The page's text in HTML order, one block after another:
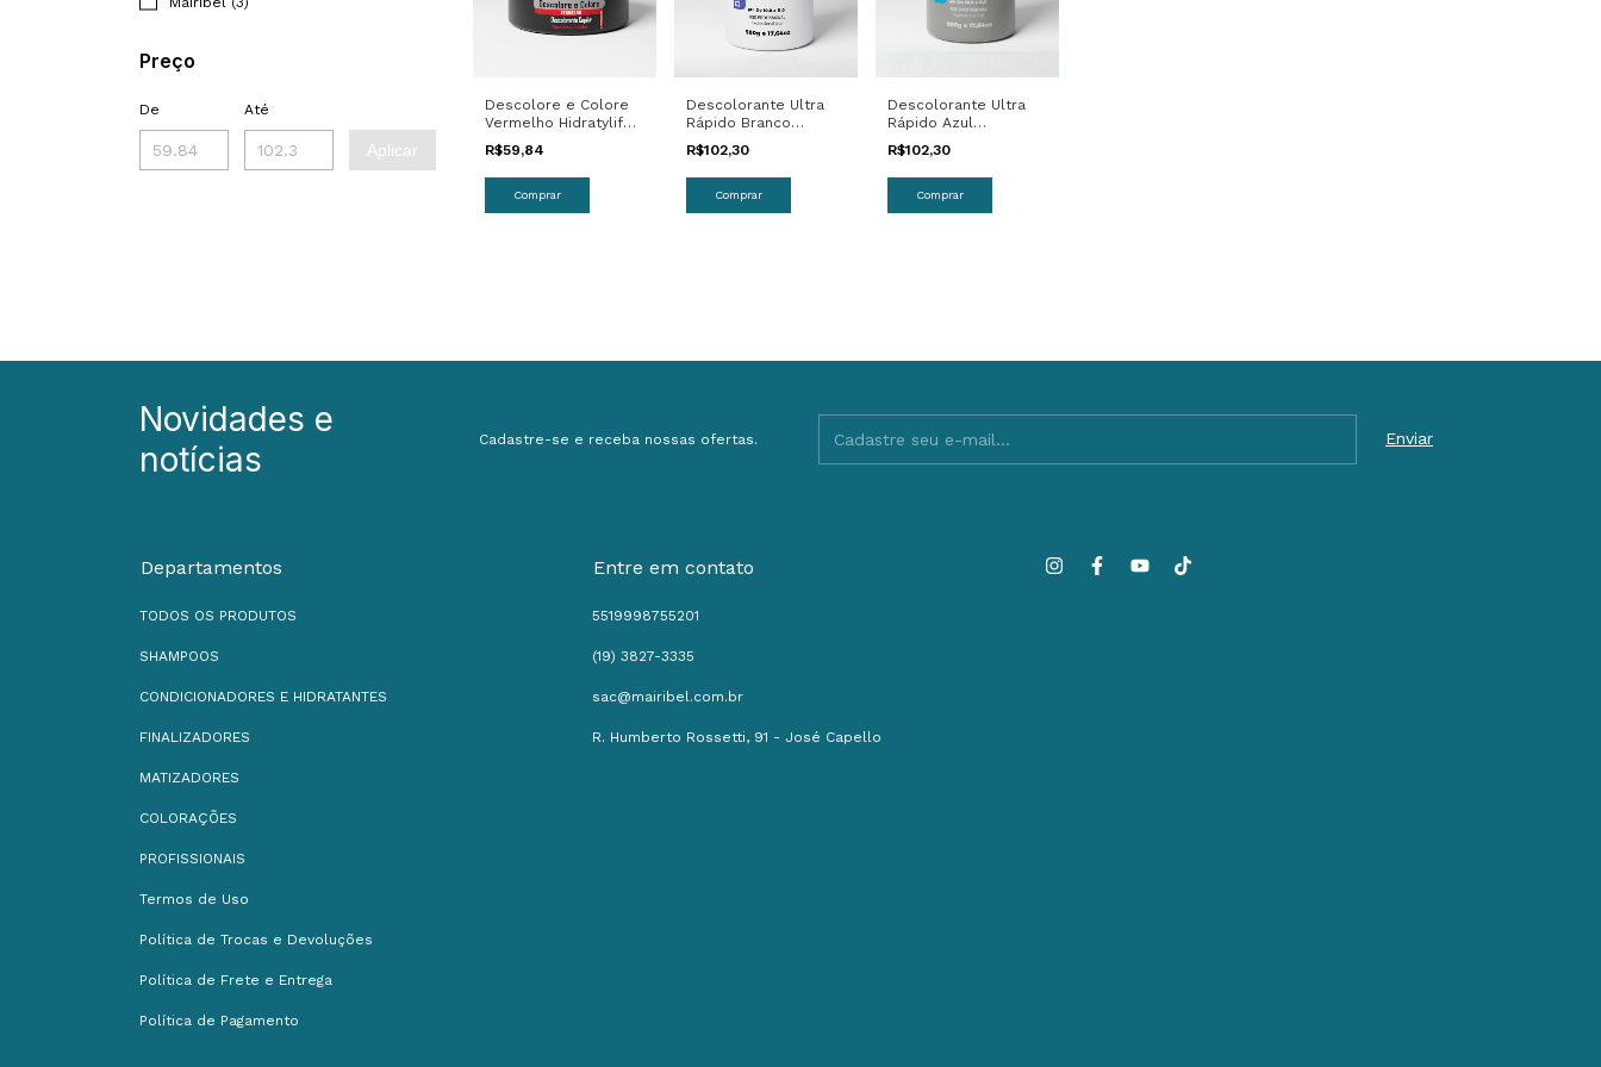
Preço
De Até
Aplicar
Descolore e Colore
Vermelho Hidratylife
100g
R$59,84
Descolorante Ultra
Rápido Branco
Hidratylife 500g
R$102,30
Descolorante Ultra
Rápido Azul
Hidratylife 500gr
R$102,30
Novidades e
notícias
Cadastre-se e receba nossas ofertas.
Departamentos
TODOS OS PRODUTOS
SHAMPOOS
CONDICIONADORES E HIDRATANTES
FINALIZADORES
MATIZADORES
COLORAÇÕES
PROFISSIONAIS
Termos de Uso
Política de Trocas e Devoluções
Política de Frete e Entrega
Política de Pagamento
Entre em contato
5519998755201
(19) 3827-3335
sac@mairibel.com.br
R. Humberto Rossetti, 91 - José Capello